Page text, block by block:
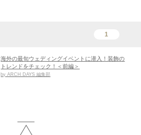
1
海外の最旬ウェディングイベントに潜入！装飾の
トレンドをチェック！＜前編＞
by ARCH DAYS 編集部